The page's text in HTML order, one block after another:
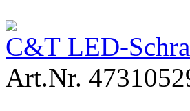
C&T LED-
Art.Nr.